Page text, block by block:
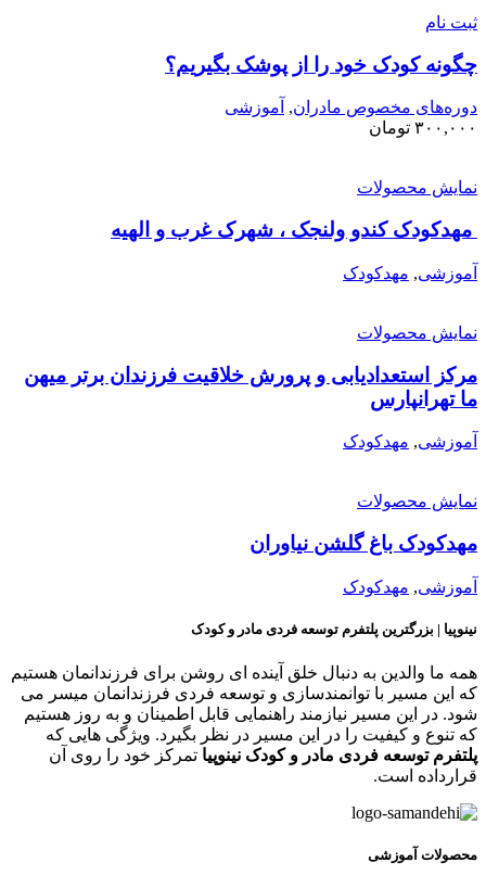
نام
کودک خود را از پوشک بگیریم؟
مخصوص مادران ,آموزشی
تومان
محصولات
کندو ولنجک ، شهرک غرب و الهیه
, مهدکودک
محصولات
استعدادیابی و پرورش خلاقیت فرزندان برتر میهن
تهرانپارس
, مهدکودک
محصولات
باغ گلشن نیاوران
, مهدکودک
| بزرگترین پلتفرم توسعه فردی مادر و کودک
ما والدین به دنبال خلق آینده ای روشن برای فرزندانمان هستیم
این مسیر با توانمندسازی و توسعه فردی فرزندانمان میسر می
در این مسیر نیازمند راهنمایی قابل اطمینان و به روز هستیم
تنوع و کیفیت را در این مسیر در نظر بگیرد. ویژگی هایی که
توسعه فردی مادر و کودک نینوپیاتمرکز خود را روی آن
است.
آموزشی